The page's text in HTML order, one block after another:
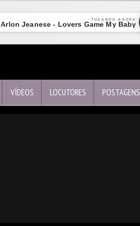
TOCANDO AGORA
Arlon Jeanese - Lovers Game My Baby
VÍDEOS LOCUTORES POSTAGENS